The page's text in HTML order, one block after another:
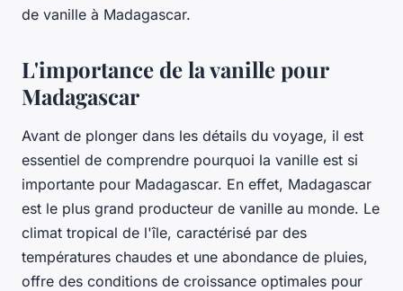
de vanille à Madagascar.
L'importance de la vanille pour
Madagascar
Avant de plonger dans les détails du voyage, il est
essentiel de comprendre pourquoi la vanille est si
importante pour Madagascar. En effet, Madagascar
est le plus grand producteur de vanille au monde. Le
climat tropical de l'île, caractérisé par des
températures chaudes et une abondance de pluies,
offre des conditions de croissance optimales pour